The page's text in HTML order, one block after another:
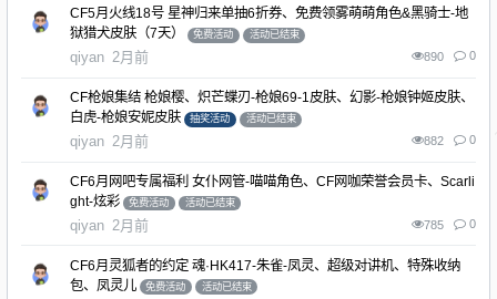
CF5月火线18号 星神归来单抽6折券、免费领雾萌萌角色&黑骑士-地
狱猎犬皮肤（7天）
免费活动 活动已结束
qiyan 2月前 890 0
CF枪娘集结 枪娘樱、炽芒蝶刃-枪娘69-1皮肤、幻影-枪娘钟姬皮肤、
白虎-枪娘安妮皮肤
抽奖活动 活动已结束
qiyan 2月前 882 0
CF6月网吧专属福利 女仆网管-喵喵角色、CF网咖荣誉会员卡、Scarli
ght-炫彩
免费活动 活动已结束
qiyan 2月前 785 0
CF6月灵狐者的约定 魂·HK417-朱雀-凤灵、超级对讲机、特殊收纳
包、凤灵儿
免费活动 活动已结束